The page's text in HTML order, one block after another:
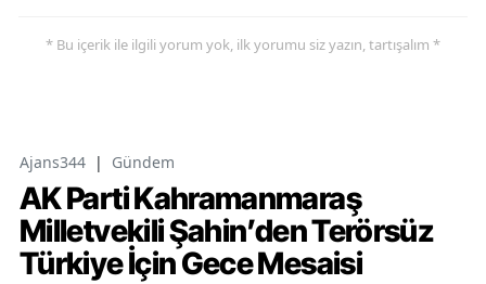
* Bu içerik ile ilgili yorum yok, ilk yorumu siz yazın, tartışalım *
Ajans344 | Gündem
AK Parti Kahramanmaraş
Milletvekili Şahin’den Terörsüz
Türkiye İçin Gece Mesaisi